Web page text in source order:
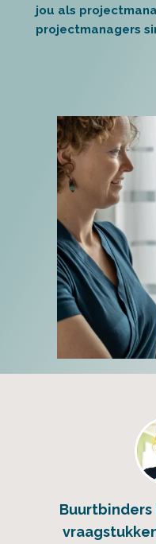
jou als
projectmanagers